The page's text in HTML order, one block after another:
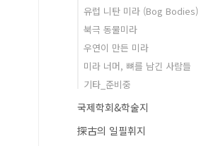
유럽 니탄 미라 (Bog Bodies)
북극 동물미라
우연이 만든 미라
미라 너머, 뼈를 남긴 사람들
기타_준비중
국제학회&학술지
探古의 일필휘지